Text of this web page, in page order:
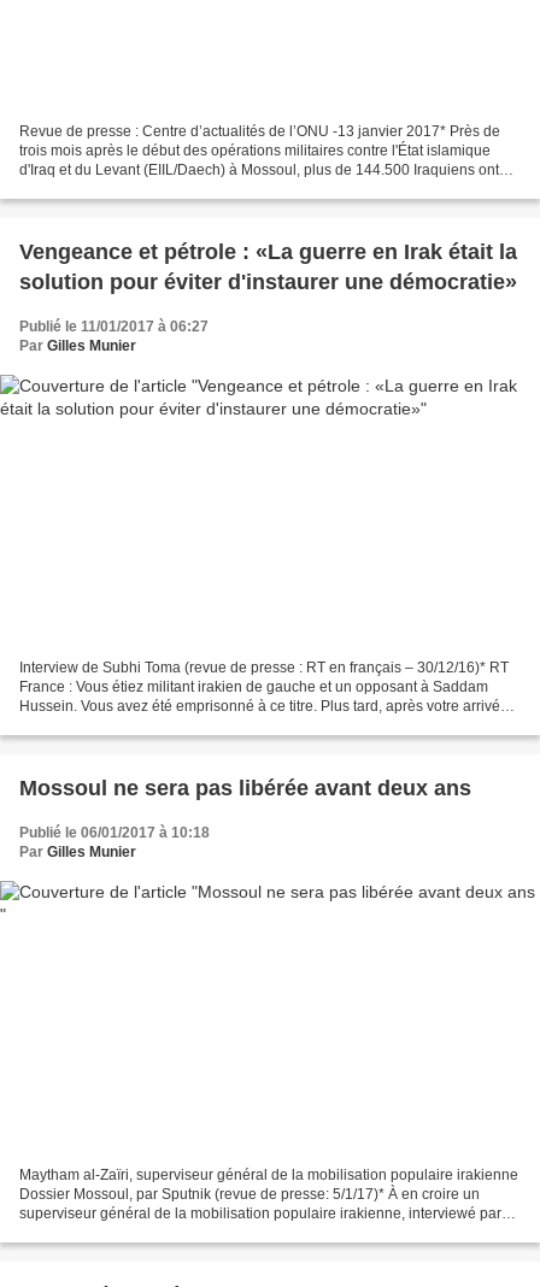
Revue de presse : Centre d’actualités de l’ONU -13 janvier 2017* Près de
trois mois après le début des opérations militaires contre l'État islamique
d'Iraq et du Levant (EIIL/Daech) à Mossoul, plus de 144.500 Iraquiens ont
Vengeance et pétrole : «La guerre en Irak était la
solution pour éviter d'instaurer une démocratie»
Publié le 11/01/2017 à 06:27
Par Gilles Munier
Interview de Subhi Toma (revue de presse : RT en français – 30/12/16)* RT
France : Vous étiez militant irakien de gauche et un opposant à Saddam
Hussein. Vous avez été emprisonné à ce titre. Plus tard, après votre arrivée
Mossoul ne sera pas libérée avant deux ans
Publié le 06/01/2017 à 10:18
Par Gilles Munier
Maytham al-Zaïri, superviseur général de la mobilisation populaire irakienne
Dossier Mossoul, par Sputnik (revue de presse: 5/1/17)* À en croire un
superviseur général de la mobilisation populaire irakienne, interviewé par